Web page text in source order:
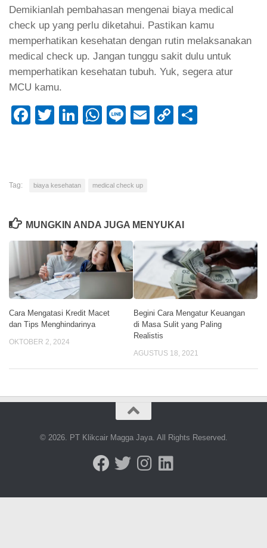
Demikianlah pembahasan mengenai biaya medical
check up yang perlu diketahui. Pastikan kamu
memperhatikan kesehatan dengan rutin melaksanakan
medical check up. Jangan tunggu sakit dulu untuk
memperhatikan kesehatan tubuh. Yuk, segera atur
MCU kamu.
Facebook
TwitterLinkedIn
WhatsApp
LineEmailCopy
Tag: biaya kesehatan medical check up
MUNGKIN ANDA JUGA MENYUKAI
Cara Mengatasi Kredit Macet
dan Tips Menghindarinya
OKTOBER 2, 2024
Begini Cara Mengatur Keuangan
di Masa Sulit yang Paling
Realistis
AGUSTUS 18, 2021
© 2026. PT Klikcair Magga Jaya. All Rights Reserved.